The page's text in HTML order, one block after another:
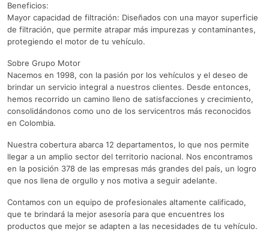
Beneficios:
Mayor capacidad de filtración: Diseñados con una mayor superficie
de filtración, que permite atrapar más impurezas y contaminantes,
protegiendo el motor de tu vehículo.
Sobre Grupo Motor
Nacemos en 1998, con la pasión por los vehículos y el deseo de
brindar un servicio integral a nuestros clientes. Desde entonces,
hemos recorrido un camino lleno de satisfacciones y crecimiento,
consolidándonos como uno de los servicentros más reconocidos
en Colombia.
Nuestra cobertura abarca 12 departamentos, lo que nos permite
llegar a un amplio sector del territorio nacional. Nos encontramos
en la posición 378 de las empresas más grandes del país, un logro
que nos llena de orgullo y nos motiva a seguir adelante.
Contamos con un equipo de profesionales altamente calificado,
que te brindará la mejor asesoría para que encuentres los
productos que mejor se adapten a las necesidades de tu vehículo.